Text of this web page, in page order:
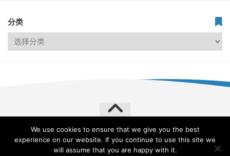
分类
飞常旅客 VERYLVKE © 2026. All Rights Reserved.
Powered byWordPress. Theme byAlx
We use cookies to ensure that we give you the best
experience on our website. If you continue to use this site we
will assume that you are happy with it.